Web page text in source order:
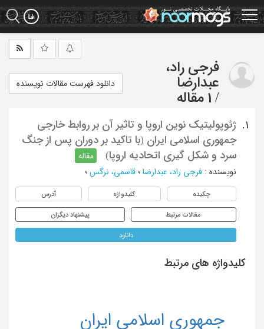
Skip
to
main
فرجی راد،
عبدارضا
/ 1 مقاله
دانلود فهرست مقالات نویسنده
1.
ژئوپولیتیک نوین اروپا و تاثیر آن بر روابط خارجی
جمهوری اسلامی ایران (با تاکید بر دوران پس از جنگ
سرد و شکل گیری اتحادیه اروپا)
مقاله
نویسنده : فرجی راد، عبدارضا ؛ قاسمی، نرگس ؛
چکیده کلیدواژه آدرس
مقالات مرتبط پیشنهاد دیگران
دانلود
کلیدواژه های مرتبط
جمهوری اسلامی ایران